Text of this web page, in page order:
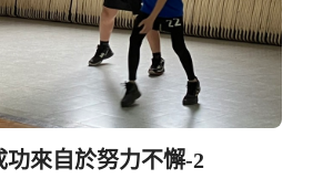
功來自於努力不懈-2